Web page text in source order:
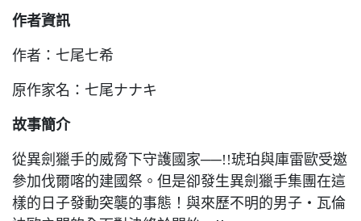
作者資訊
作者：七尾七希
原作家名：七尾ナナキ
故事簡介
從異劍獵手的威脅下守護國家──!!琥珀與庫雷歐受邀
參加伐爾喀的建國祭。但是卻發生異劍獵手集團在這
樣的日子發動突襲的事態！與來歷不明的男子‧瓦倫